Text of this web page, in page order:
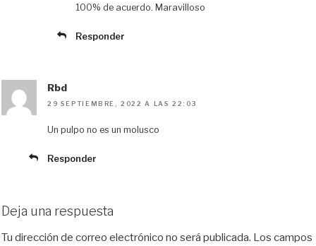
100% de acuerdo. Maravilloso
Responder
Rbd
29 SEPTIEMBRE, 2022 A LAS 22:03
Un pulpo no es un molusco
Responder
Deja una respuesta
Tu dirección de correo electrónico no será publicada. Los campos